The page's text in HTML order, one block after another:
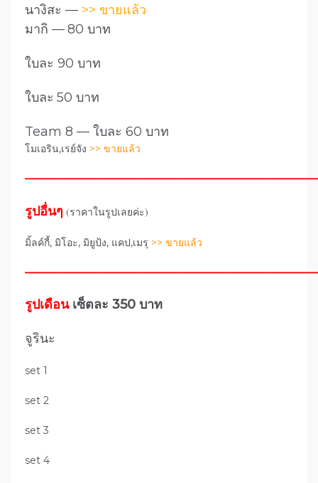
นางิสะ — >> ขายแล้ว
มากิ —80 บาท
ใบละ 90 บาท
ใบละ 50 บาท
Team 8 — ใบละ 60 บาท
โมเอริน,เรย์จัง >> ขายแล้ว
รูปอื่นๆ (ราคาในรูปเลยค่ะ)
มิ้ลค์กี้, มิโอะ, มิยูป้ง, แคป,เมรุ >> ขายแล้ว
รูปเดือนเซ็ตละ 350 บาท
จูรินะ
set 1
set 2
set 3
set 4